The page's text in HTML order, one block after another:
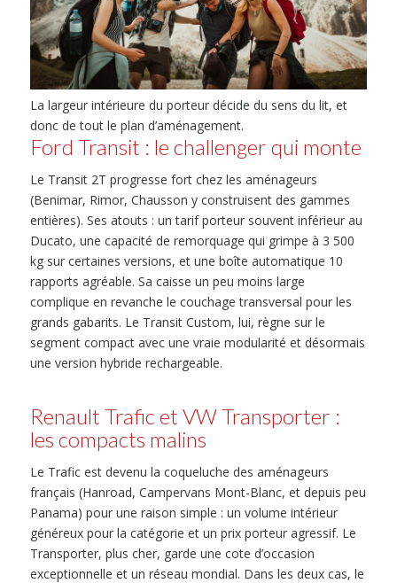
La largeur intérieure du porteur décide du sens du lit, et
donc de tout le plan d’aménagement.
Ford Transit : le challenger qui monte
Le Transit 2T progresse fort chez les aménageurs
(Benimar, Rimor, Chausson y construisent des gammes
entières). Ses atouts : un tarif porteur souvent inférieur au
Ducato, une capacité de remorquage qui grimpe à 3 500
kg sur certaines versions, et une boîte automatique 10
rapports agréable. Sa caisse un peu moins large
complique en revanche le couchage transversal pour les
grands gabarits. Le Transit Custom, lui, règne sur le
segment compact avec une vraie modularité et désormais
une version hybride rechargeable.
Renault Trafic et VW Transporter :
les compacts malins
Le Trafic est devenu la coqueluche des aménageurs
français (Hanroad, Campervans Mont-Blanc, et depuis peu
Panama) pour une raison simple : un volume intérieur
généreux pour la catégorie et un prix porteur agressif. Le
Transporter, plus cher, garde une cote d’occasion
exceptionnelle et un réseau mondial. Dans les deux cas, le